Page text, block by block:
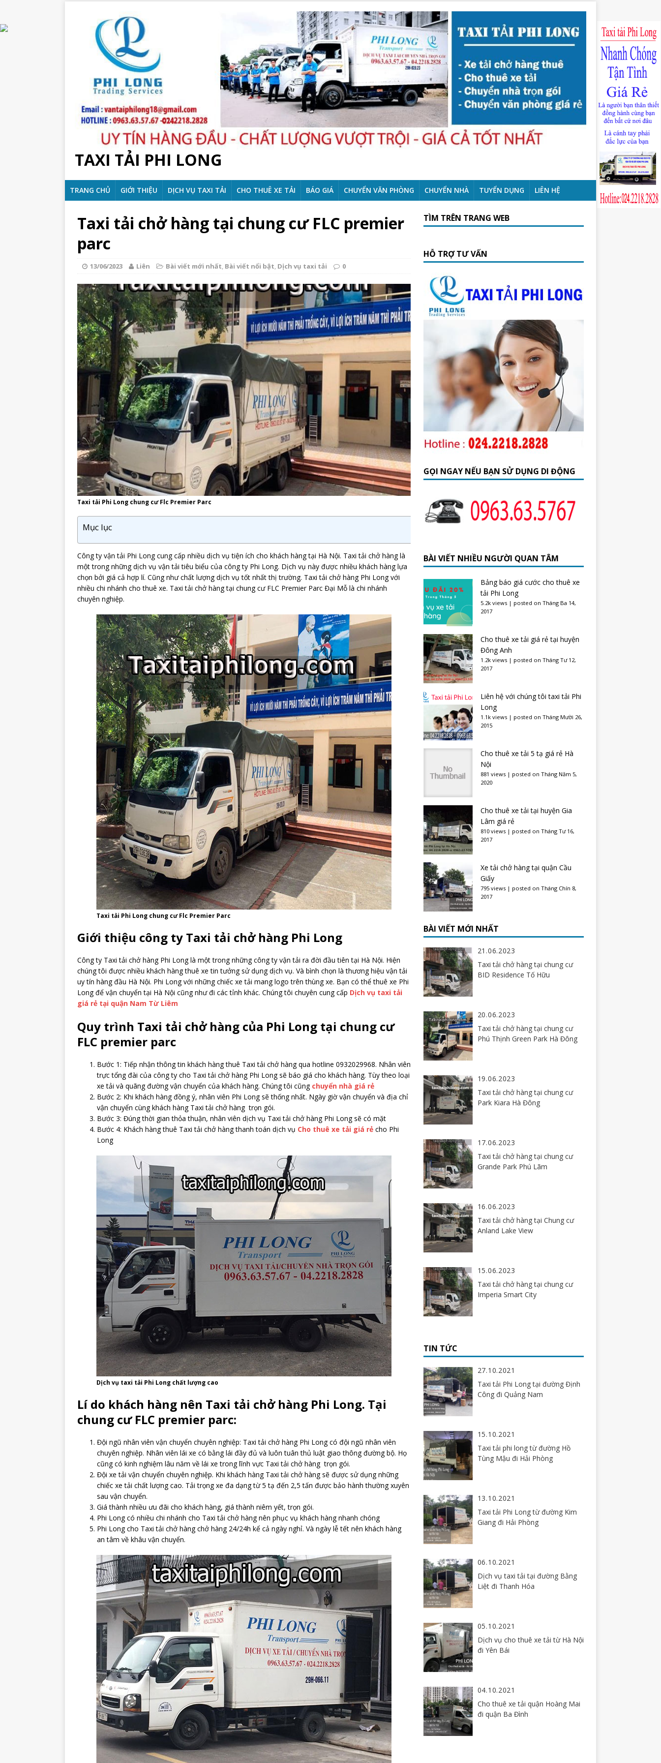
TAXI TẢI PHI LONG
TRANG CHỦ GIỚI THIỆU DỊCH VỤ TAXI TẢI CHO THUÊ XE TẢI BÁO GIÁ CHUYỂN VĂN PHÒNG CHUYỂN NHÀ TUYỂN DỤNG LIÊN HỆ
Taxi tải chở hàng tại chung cư FLC premier
parc
13/06/2023 Liên Bài viết mới nhất, Bài viết nổi bật, Dịch vụ taxi tải 0
Taxi tải Phi Long chung cư Flc Premier Parc
Mục lục
Công ty vận tải Phi Long cung cấp nhiều dịch vụ tiện ích cho khách hàng tại Hà Nội. Taxi tải chở hàng là
một trong những dịch vụ vận tải tiêu biểu của công ty Phi Long. Dịch vụ này được nhiều khách hàng lựa
chọn bởi giá cả hợp lí. Cũng như chất lượng dịch vụ tốt nhất thị trường. Taxi tải chở hàng Phi Long với
nhiều chi nhánh cho thuê xe. Taxi tải chở hàng tại chung cư FLC Premier Parc Đại Mỗ là chi nhánh
chuyên nghiệp.
Taxi tải Phi Long chung cư Flc Premier Parc
Giới thiệu công ty Taxi tải chở hàng Phi Long
Công ty Taxi tải chở hàng Phi Long là một trong những công ty vận tải ra đời đầu tiên tại Hà Nội. Hiện
chúng tôi được nhiều khách hàng thuê xe tin tưởng sử dụng dịch vụ. Và bình chọn là thương hiệu vận tải
uy tín hàng đầu Hà Nội. Phi Long với những chiếc xe tải mang logo trên thùng xe. Bạn có thể thuê xe Phi
Long để vận chuyển tại Hà Nội cũng như đi các tỉnh khác. Chúng tôi chuyên cung cấp Dịch vụ taxi tải
giá rẻ tại quận Nam Từ Liêm
Quy trình Taxi tải chở hàng của Phi Long tại chung cư
FLC premier parc
Bước 1: Tiếp nhận thông tin khách hàng thuê Taxi tải chở hàng qua hotline 0932029968. Nhân viên
trực tổng đài của công ty cho Taxi tải chở hàng Phi Long sẽ báo giá cho khách hàng. Tùy theo loại
xe tải và quãng đường vận chuyển của khách hàng. Chúng tôi cũng chuyển nhà giá rẻ
Bước 2: Khi khách hàng đồng ý, nhân viên Phi Long sẽ thống nhất. Ngày giờ vận chuyển và địa chỉ
vận chuyển cùng khách hàng Taxi tải chở hàng trọn gói.
Bước 3: Đúng thời gian thỏa thuận, nhân viên dịch vụ Taxi tải chở hàng Phi Long sẽ có mặt
Bước 4: Khách hàng thuê Taxi tải chở hàng thanh toán dịch vụ Cho thuê xe tải giá rẻ cho Phi
Long
Dịch vụ taxi tải Phi Long chất lượng cao
Lí do khách hàng nên Taxi tải chở hàng Phi Long. Tại
chung cư FLC premier parc:
Đội ngũ nhân viên vận chuyển chuyên nghiệp: Taxi tải chở hàng Phi Long có đội ngũ nhân viên
chuyên nghiệp. Nhân viên lái xe có bằng lái đầy đủ và luôn tuân thủ luật giao thông đường bộ. Họ
cũng có kinh nghiệm lâu năm về lái xe trong lĩnh vực Taxi tải chở hàng trọn gói.
Đội xe tải vận chuyển chuyên nghiệp. Khi khách hàng Taxi tải chở hàng sẽ được sử dụng những
chiếc xe tải chất lượng cao. Tải trọng xe đa dạng từ 5 tạ đến 2,5 tấn được bảo hành thường xuyên
sau vận chuyển.
Giá thành nhiều ưu đãi cho khách hàng, giá thành niêm yết, trọn gói.
Phi Long có nhiều chi nhánh cho Taxi tải chở hàng nên phục vụ khách hàng nhanh chóng
Phi Long cho Taxi tải chở hàng chở hàng 24/24h kể cả ngày nghỉ. Và ngày lễ tết nên khách hàng
an tâm về khâu vận chuyển.
TÌM TRÊN TRANG WEB
HỖ TRỢ TƯ VẤN
GỌI NGAY NẾU BẠN SỬ DỤNG DI ĐỘNG
BÀI VIẾT NHIỀU NGƯỜI QUAN TÂM
Bảng báo giá cước cho thuê xe
tải Phi Long
5.2k views| posted on Tháng Ba 14,
2017
Cho thuê xe tải giá rẻ tại huyện
Đông Anh
1.2k views| posted on Tháng Tư 12,
2017
Liên hệ với chúng tôi taxi tải Phi
Long
1.1k views| posted on Tháng Mười 26,
2015
Cho thuê xe tải 5 tạ giá rẻ Hà
Nội
881 views| posted on Tháng Năm 5,
2020
Cho thuê xe tải tại huyện Gia
Lâm giá rẻ
810 views| posted on Tháng Tư 16,
2017
Xe tải chở hàng tại quận Cầu
Giấy
795 views| posted on Tháng Chín 8,
2017
BÀI VIẾT MỚI NHẤT
21.06.2023
Taxi tải chở hàng tại chung cư
BID Residence Tố Hữu
20.06.2023
Taxi tải chở hàng tại chung cư
Phú Thịnh Green Park Hà Đông
19.06.2023
Taxi tải chở hàng tại chung cư
Park Kiara Hà Đông
17.06.2023
Taxi tải chở hàng tại chung cư
Grande Park Phú Lãm
16.06.2023
Taxi tải chở hàng tại Chung cư
Anland Lake View
15.06.2023
Taxi tải chở hàng tại chung cư
Imperia Smart City
TIN TỨC
27.10.2021
Taxi tải Phi Long tại đường Định
Công đi Quảng Nam
15.10.2021
Taxi tải phi long từ đường Hồ
Tùng Mậu đi Hải Phòng
13.10.2021
Taxi tải Phi Long từ đường Kim
Giang đi Hải Phòng
06.10.2021
Dịch vụ taxi tải tại đường Bằng
Liệt đi Thanh Hóa
05.10.2021
Dịch vụ cho thuê xe tải từ Hà Nội
đi Yên Bái
04.10.2021
Cho thuê xe tải quận Hoàng Mai
đi quận Ba Đình